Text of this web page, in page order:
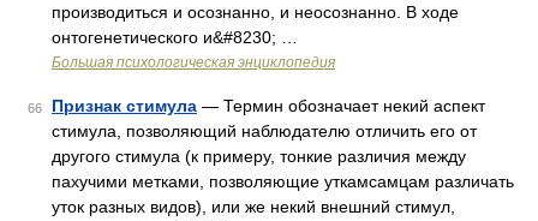
производиться и осознанно, и неосознанно. В ходе
онтогенетического и&#8230; …
Большая психологическая энциклопедия
66 Признак стимула — Термин обозначает некий аспект
стимула, позволяющий наблюдателю отличить его от
другого стимула (к примеру, тонкие различия между
пахучими метками, позволяющие уткамсамцам различать
уток разных видов), или же некий внешний стимул,